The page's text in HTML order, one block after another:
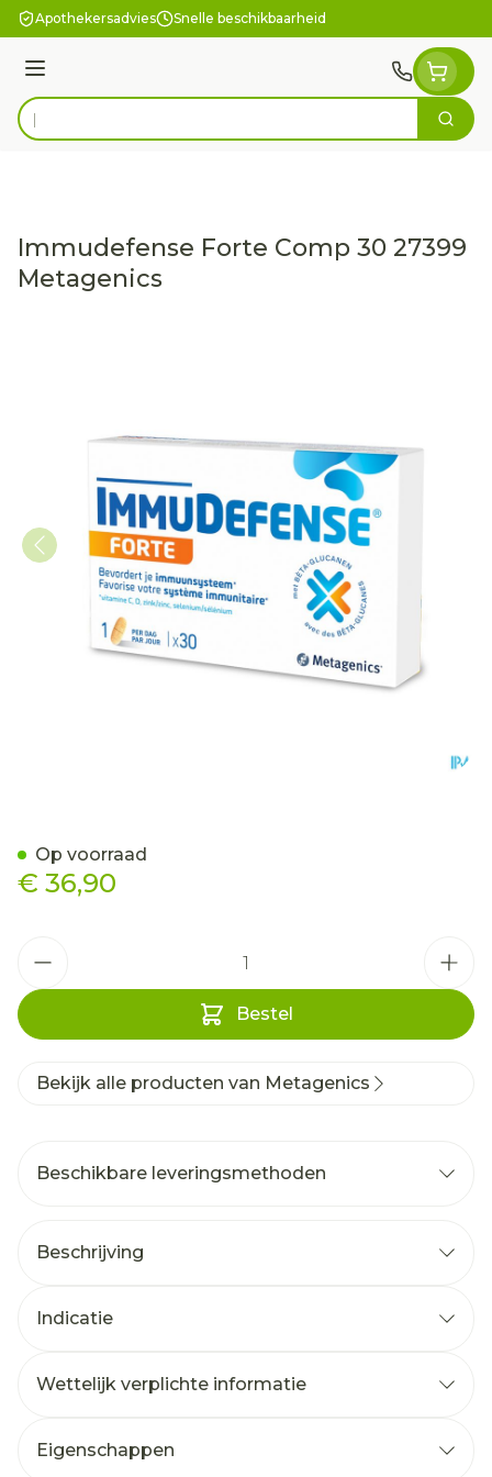
Ga naar de inhoud
Apothekersadvies Snelle beschikbaarheid
Menu
Product, merk, categorie... Zoek
Immudefense Forte Comp 30 27399
Metagenics
€ 36,90
Bestel
Op voorraad
Bekijk alle producten van Metagenics
Beschikbare leveringsmethoden
Beschrijving
Indicatie
Wettelijk verplichte informatie
Eigenschappen